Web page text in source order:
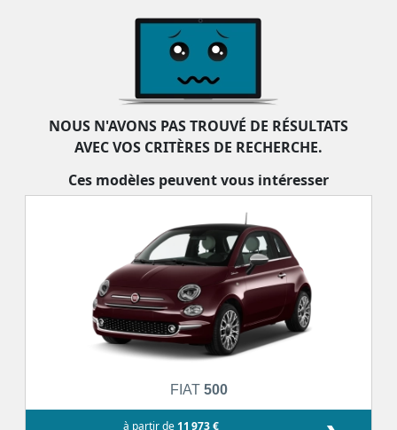
NOUS N'AVONS PAS TROUVÉ DE RÉSULTATS
AVEC VOS CRITÈRES DE RECHERCHE.
Ces modèles peuvent vous intéresser
FIAT 500
à partir de 11 973 €